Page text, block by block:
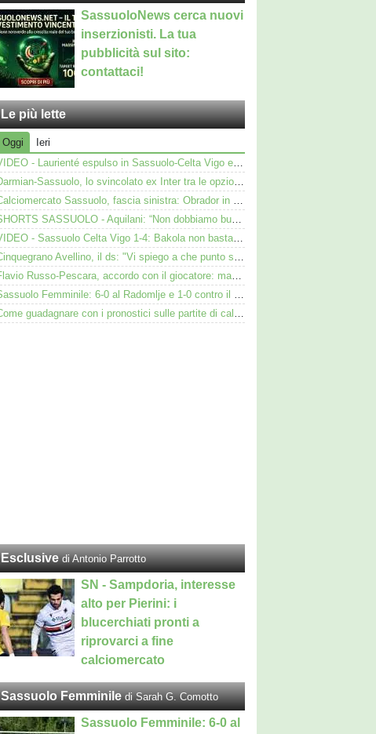
SassuoloNews cerca nuovi
inserzionisti. La tua
pubblicità sul sito:
contattaci!
Le più lette
Oggi
Ieri
VIDEO - Laurienté espulso in Sassuolo-Celta Vigo e rissa: cosa è successo
Darmian-Sassuolo, lo svincolato ex Inter tra le opzioni ma c'è il solito Cagliari
Calciomercato Sassuolo, fascia sinistra: Obrador in pole, Valeri l’alternativa
SHORTS SASSUOLO - Aquilani: “Non dobbiamo buttare tutto in vacca”
VIDEO - Sassuolo Celta Vigo 1-4: Bakola non basta. Espulso Laurienté
Cinquegrano Avellino, il ds: "Vi spiego a che punto siamo col Sassuolo"
Flavio Russo-Pescara, accordo con il giocatore: manca però l’intesa con il Sassuolo
Sassuolo Femminile: 6-0 al Radomlje e 1-0 contro il Bologna nelle prime amichevoli
Come guadagnare con i pronostici sulle partite di calcio: idee per gli appassionati di sport
Esclusive di Antonio Parrotto
SN - Sampdoria, interesse
alto per Pierini: i
blucerchiati pronti a
riprovarci a fine
calciomercato
Sassuolo Femminile di Sarah G. Comotto
Sassuolo Femminile: 6-0 al